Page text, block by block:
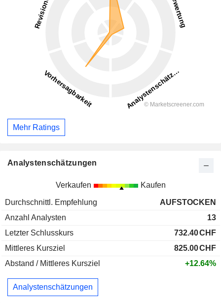
Mehr Ratings
Analystenschätzungen
Verkaufen Kaufen
Durchschnittl. Empfehlung
AUFSTOCKEN
Anzahl Analysten
13
Letzter Schlusskurs
732.40CHF
Mittleres Kursziel
825.00CHF
Abstand / Mittleres Kursziel
+12.64%
Analystenschätzungen